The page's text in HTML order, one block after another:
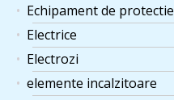
Echipament de protectie
Electrice
Electrozi
elemente incalzitoare